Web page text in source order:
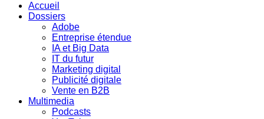
Accueil
Dossiers
Adobe
Entreprise étendue
IA et Big Data
IT du futur
Marketing digital
Publicité digitale
Vente en B2B
Multimedia
Podcasts